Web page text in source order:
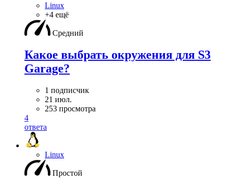
Linux
+4 ещё
Средний
Какое выбрать окружения для S3
Garage?
1 подписчик
21 июл.
253 просмотра
4
ответа
Linux
Простой